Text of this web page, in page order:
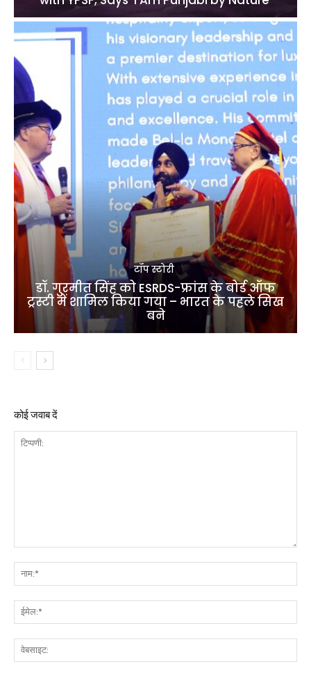
टॉप स्टोरी
डॉ. गुरमीत सिंह को ESRDS-फ्रांस के बोर्ड ऑफ
ट्रस्टी में शामिल किया गया – भारत के पहले सिख
बने
कोई जवाब दें